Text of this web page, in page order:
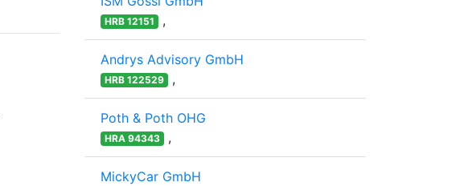
HRB 12151 ,
Andrys Advisory GmbH
HRB 122529 ,
Poth & Poth OHG
HRA 94343 ,
MickyCar GmbH